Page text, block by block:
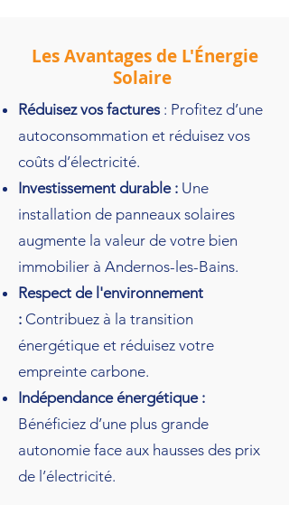
Les Avantages de L'Énergie
Solaire
Réduisez vos factures : Profitez d’une
autoconsommation et réduisez vos
coûts d’électricité.
Investissement durable : Une
installation de panneaux solaires
augmente la valeur de votre bien
immobilier à Andernos-les-Bains.
Respect de l'environnement
: Contribuez à la transition
énergétique et réduisez votre
empreinte carbone.
Indépendance énergétique :
Bénéficiez d’une plus grande
autonomie face aux hausses des prix
de l’électricité.